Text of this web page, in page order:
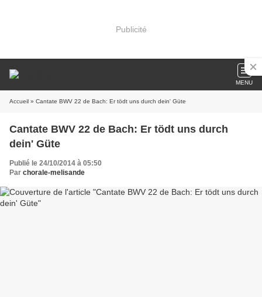
Publicité
MENU
Accueil » Cantate BWV 22 de Bach: Er tödt uns durch dein' Güte
Cantate BWV 22 de Bach: Er tödt uns durch
dein' Güte
Publié le 24/10/2014 à 05:50
Par chorale-melisande